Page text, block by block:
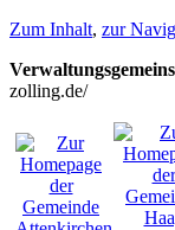
Zum Inhalt, zur
zolling.de/